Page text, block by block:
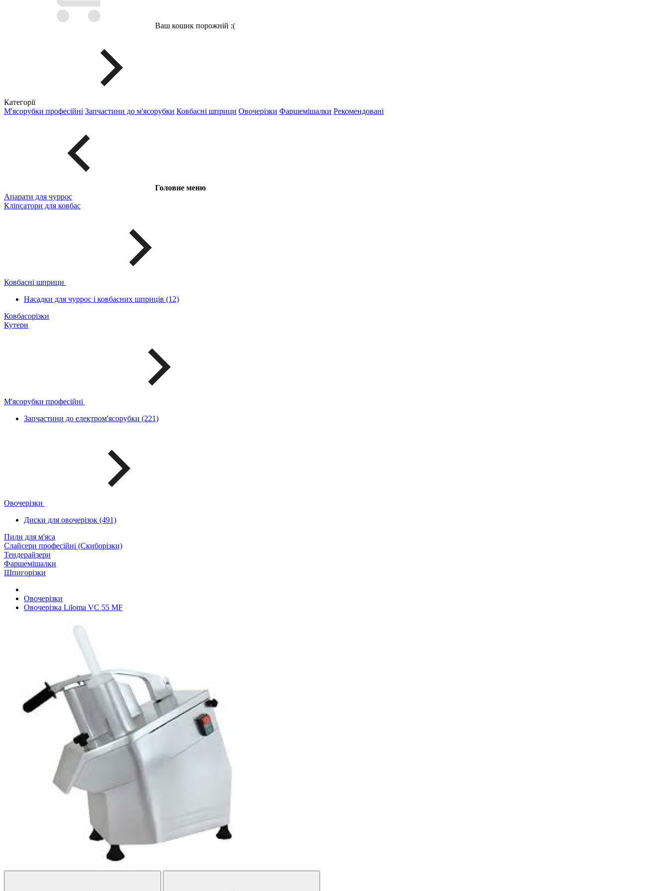
Ваш кошик порожній :(
Категорії
М'ясорубки професійні Запчастини до м'ясорубки Ковбасні шприци Овочерізки Фаршемішалки Рекомендовані
Головне меню
Апарати для чуррос
Кліпсатори для ковбас
Ковбасні шприци
Насадки для чуррос і ковбасних шприців (12)
Ковбасорізки
Кутери
М'ясорубки професійні
Запчастини до електром'ясорубки (221)
Овочерізки
Диски для овочерізок (491)
Пили для м'яса
Слайсери професійні (Скиборізки)
Тендерайзери
Фаршемішалки
Шпигорізки
Овочерізки
Овочерізка Liloma VC 55 MF